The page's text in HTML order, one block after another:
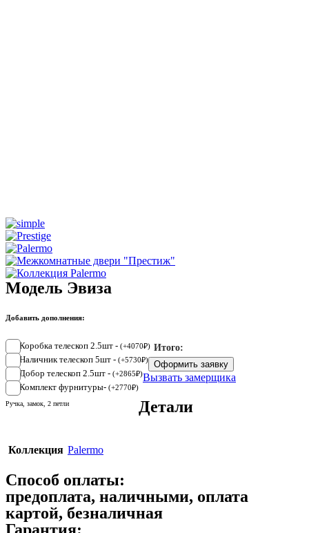
Модель Эвиза
Добавить дополнения:
Коробка телескоп 2.5шт - (+4070₽)
Наличник телескоп 5шт - (+5730₽)
Добор телескоп 2.5шт - (+2865₽)
Комплект фурнитуры- (+2770₽)
Ручка, замок, 2 петли
Итого:
Оформить заявку
Вызвать замерщика
Детали
Коллекция Palermo
Способ оплаты:
предоплата, наличными, оплата
картой, безналичная